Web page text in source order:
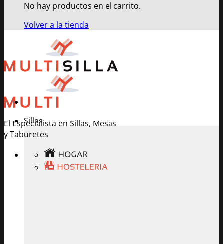
No hay productos en el carrito.
Volver a la tienda
El Especialista en Sillas, Mesas
y Taburetes
Sillas